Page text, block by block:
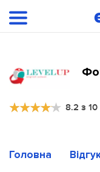
8.2 з 10
Головна